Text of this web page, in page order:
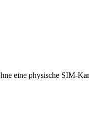
eine physische SIM-